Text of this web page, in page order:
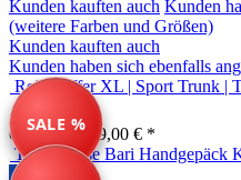
Kunden kauften auch Kunden
(weitere Farben und Größen)
Kunden kauften auch
Kunden haben sich ebenfalls
SALE %
Reisekoffer XL | Sport Trunk |
69,99 € *149,00 € *
Travelhouse Bari Handgepäck